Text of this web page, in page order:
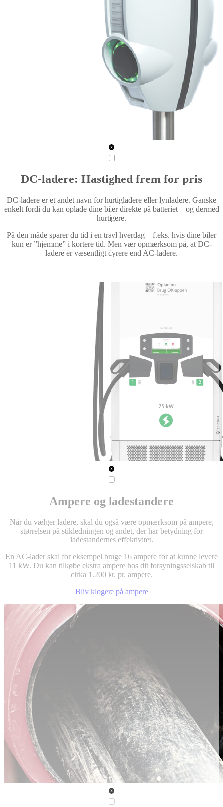
DC-ladere: Hastighed frem for pris
DC-ladere er et andet navn for hurtigladere eller lynladere. Ganske
enkelt fordi du kan oplade dine biler direkte på batteriet – og dermed
hurtigere.
På den måde sparer du tid i en travl hverdag – f.eks. hvis dine biler
kun er ”hjemme” i kortere tid. Men vær opmærksom på, at DC-
ladere er væsentligt dyrere end AC-ladere.
Ampere og ladestandere
Når du vælger ladere, skal du også være opmærksom på ampere,
størrelsen på stikledningen og andet, der har betydning for
ladestandernes effektivitet.
En AC-lader skal for eksempel bruge 16 ampere for at kunne levere
11 kW. Du kan tilkøbe ekstra ampere hos dit forsyningsselskab til
cirka 1.200 kr. pr. ampere.
Bliv klogere på ampere